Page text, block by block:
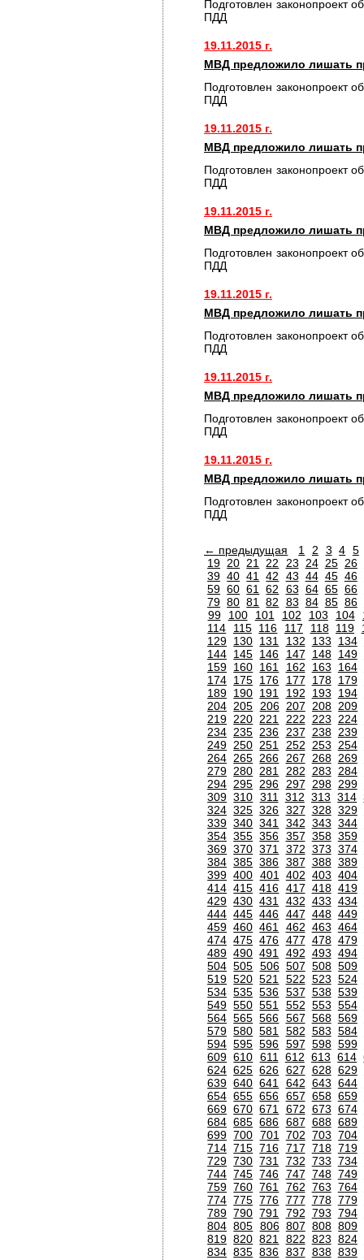
Подготовлен законопроект
ПДД
19.11.2015 г.
МВД предложило лишать
Подготовлен законопроект
ПДД
19.11.2015 г.
МВД предложило лишать
Подготовлен законопроект
ПДД
19.11.2015 г.
МВД предложило лишать
Подготовлен законопроект
ПДД
19.11.2015 г.
МВД предложило лишать
Подготовлен законопроект
ПДД
19.11.2015 г.
МВД предложило лишать
Подготовлен законопроект
ПДД
19.11.2015 г.
МВД предложило лишать
Подготовлен законопроект
ПДД
← предыдущая 1 2 3 4 5
19 20 21 22 23 24 25 26
39 40 41 42 43 44 45 46
59 60 61 62 63 64 65 66
79 80 81 82 83 84 85 86
99
100 101 102 103 104
114
115 116 117 118 119
129 130 131 132 133 134
144 145 146 147 148 149
159 160 161 162 163 164
174 175 176 177 178 179
189 190 191 192 193 194
204 205 206 207 208 209
219 220 221 222 223 224
234 235 236 237 238 239
249 250 251 252 253 254
264 265 266 267 268 269
279 280 281 282 283 284
294 295 296 297 298 299
309 310 311 312 313 314
324 325 326 327 328 329
339 340 341 342 343 344
354 355 356 357 358 359
369 370 371 372 373 374
384 385 386 387 388 389
399 400 401 402 403 404
414 415 416 417 418 419
429 430 431 432 433 434
444 445 446 447 448 449
459 460 461 462 463 464
474 475 476 477 478 479
489 490 491 492 493 494
504 505 506 507 508 509
519 520 521 522 523 524
534 535 536 537 538 539
549 550 551 552 553 554
564 565 566 567 568 569
579 580 581 582 583 584
594 595 596 597 598 599
609 610 611 612 613 614
624 625 626 627 628 629
639 640 641 642 643 644
654 655 656 657 658 659
669 670 671 672 673 674
684 685 686 687 688 689
699 700 701 702 703 704
714 715 716 717 718 719
729 730 731 732 733 734
744 745 746 747 748 749
759 760 761 762 763 764
774 775 776 777 778 779
789 790 791 792 793 794
804 805 806 807 808 809
819 820 821 822 823 824
834 835 836 837 838 839